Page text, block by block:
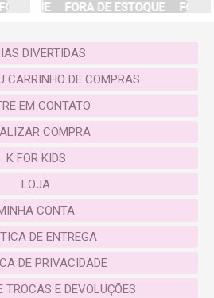
DIVERTIDAS
CARRINHO DE COMPRAS
EM CONTATO
COMPRA
K FOR KIDS
LOJA
CONTA
DE ENTREGA
DE PRIVACIDADE
TROCAS E DEVOLUÇÕES